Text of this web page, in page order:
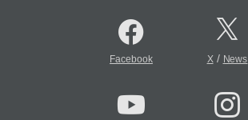
Facebook X/ News